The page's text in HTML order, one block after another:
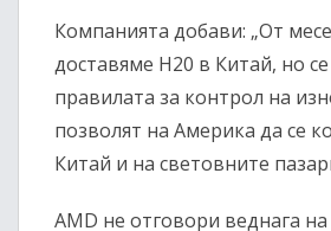
Компанията добави: „От
доставяме H20 в Китай, но
правилата за контрол на
позволят на Америка да се
Китай и на световните
AMD не отговори веднага на